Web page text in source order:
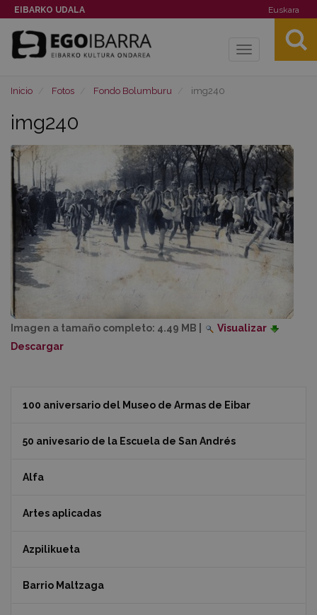
EIBARKO UDALA Euskara
Toggle
Inicio Fotos Fondo Bolumburu img240
img240
Imagen a tamaño completo: 4.49 MB
Visualizar
Descargar
100 aniversario del Museo de Armas de Eibar
50 anivesario de la Escuela de San Andrés
Alfa
Artes aplicadas
Azpilikueta
Barrio Maltzaga